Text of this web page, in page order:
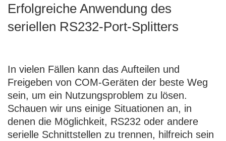
Erfolgreiche Anwendung des
seriellen RS232-Port-Splitters
In vielen Fällen kann das Aufteilen und
Freigeben von COM-Geräten der beste Weg
sein, um ein Nutzungsproblem zu lösen.
Schauen wir uns einige Situationen an, in
denen die Möglichkeit, RS232 oder andere
serielle Schnittstellen zu trennen, hilfreich sein